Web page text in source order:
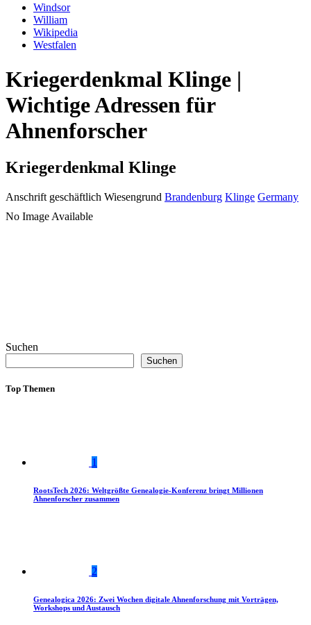
Windsor
William
Wikipedia
Westfalen
Kriegerdenkmal Klinge |
Wichtige Adressen für
Ahnenforscher
Kriegerdenkmal Klinge
Anschrift geschäftlich Wiesengrund Brandenburg Klinge Germany
No Image Available
Suchen
Suchen
Top Themen
1
RootsTech 2026: Weltgrößte Genealogie-Konferenz bringt Millionen
Ahnenforscher zusammen
2
Genealogica 2026: Zwei Wochen digitale Ahnenforschung mit Vorträgen,
Workshops und Austausch